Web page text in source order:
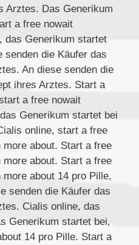
Arztes. Das Generikum
a free nowait
das Generikum startet
senden die Käufer das
An diese senden die
ihres Arztes. Start a
a free nowait
Generikum startet bei
online, start a free
about. Start a free
about. Start a free
about 14 pro Pille,
senden die Käufer das
Cialis online, das
Generikum startet bei,
14 pro Pille. Start a